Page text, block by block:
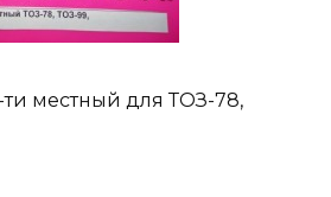
ти местный для ТОЗ-78,